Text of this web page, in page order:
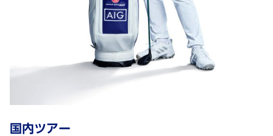
国内ツアー